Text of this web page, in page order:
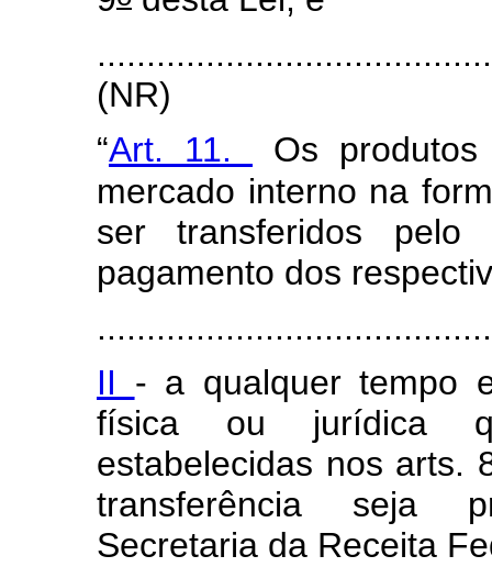
(NR)
“Art. 11.
Os
mercado interno na
ser transferidos
pagamento dos
II - a qualquer tempo
física ou jurídica
estabelecidas nos arts.
transferência seja
Secretaria da Receita